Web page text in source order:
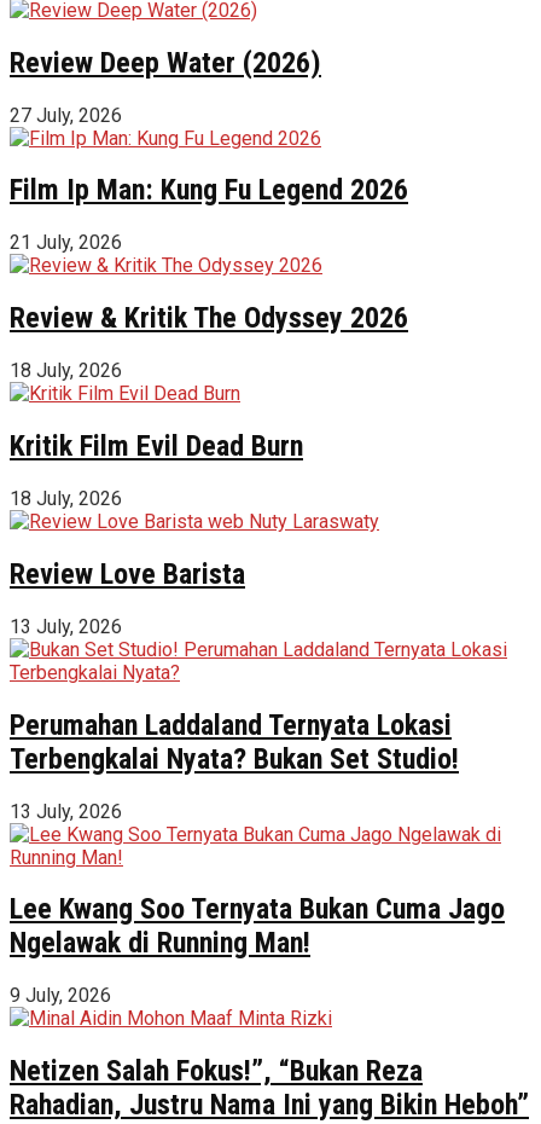
Review Deep Water (2026)
27 July, 2026
Film Ip Man: Kung Fu Legend 2026
21 July, 2026
Review & Kritik The Odyssey 2026
18 July, 2026
Kritik Film Evil Dead Burn
18 July, 2026
Review Love Barista
13 July, 2026
Perumahan Laddaland Ternyata Lokasi
Terbengkalai Nyata? Bukan Set Studio!
13 July, 2026
Lee Kwang Soo Ternyata Bukan Cuma Jago
Ngelawak di Running Man!
9 July, 2026
Netizen Salah Fokus!”, “Bukan Reza
Rahadian, Justru Nama Ini yang Bikin Heboh”